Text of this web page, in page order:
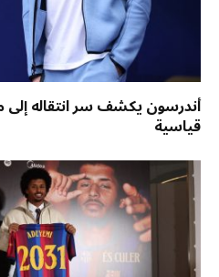
أندرسون يكشف سر انتقاله
قياسية